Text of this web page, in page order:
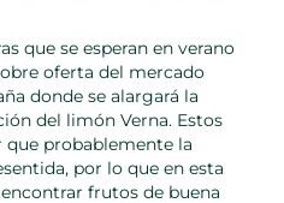
que se esperan en verano
oferta del mercado
donde se alargará la
del limón Verna. Estos
que probablemente la
por lo que en esta
frutos de buena